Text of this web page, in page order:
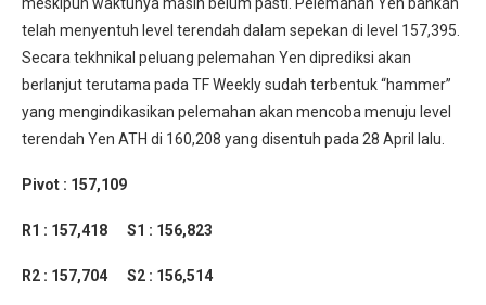
telah menyentuh level terendah dalam sepekan di level 157,395.
Secara tekhnikal peluang pelemahan Yen diprediksi akan
berlanjut terutama pada TF Weekly sudah terbentuk “hammer”
yang mengindikasikan pelemahan akan mencoba menuju level
terendah Yen ATH di 160,208 yang disentuh pada 28 April lalu.
Pivot : 157,109
R1 : 157,418 S1 : 156,823
R2 : 157,704 S2 : 156,514